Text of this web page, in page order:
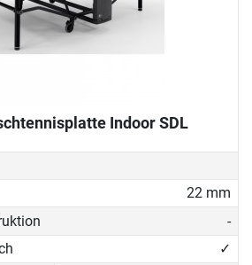
Indoor SDL
22 mm
-
✓